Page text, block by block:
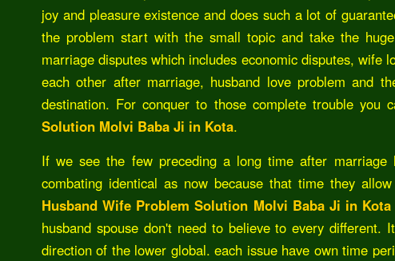
joy and pleasure existence and does such a lot of
the problem start with the small topic and take the
marriage disputes which includes economic disputes, wife
each other after marriage, husband love problem and
destination. For conquer to those complete trouble you
Solution Molvi Baba Ji in Kota.
If we see the few preceding a long time after
combating identical as now because that time they
Husband Wife Problem Solution Molvi Baba Ji in Kota
husband spouse don't need to believe to every
direction of the lower global. each issue have own time